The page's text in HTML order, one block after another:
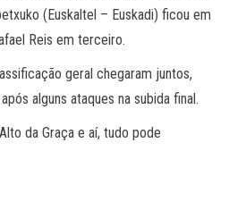
(Euskaltel – Euskadi) ficou em
Reis em terceiro.
geral chegaram juntos,
alguns ataques na subida final.
da Graça e aí, tudo pode